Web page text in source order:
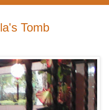
Tomb